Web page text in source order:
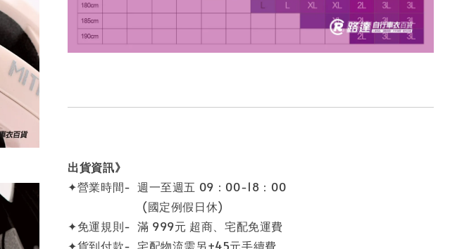
出貨資訊》
✦營業時間- 週一至週五 09：00-18：00
(國定例假日休)
✦免運規則- 滿 999元 超商、宅配免運費
✦貨到付款- 宅配物流需另+45元手續費